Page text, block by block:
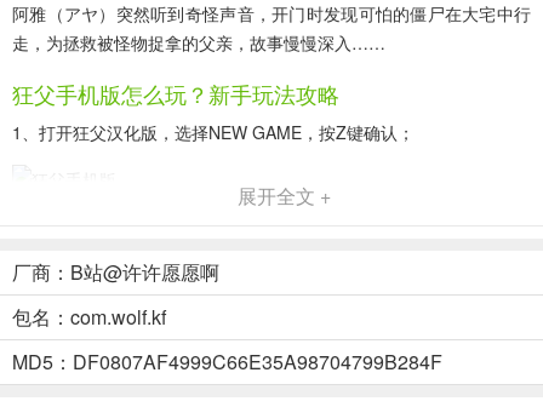
阿雅（アヤ）突然听到奇怪声音，开门时发现可怕的僵尸在大宅中行
走，为拯救被怪物捉拿的父亲，故事慢慢深入……
狂父手机版怎么玩？新手玩法攻略
1、打开狂父汉化版，选择NEW GAME，按Z键确认；
3、进入游戏后，玩家需通过左侧轮盘控制角色移动探索；
展开全文 +
厂商：B站@许许愿愿啊
包名：com.wolf.kf
MD5：DF0807AF4999C66E35A98704799B284F